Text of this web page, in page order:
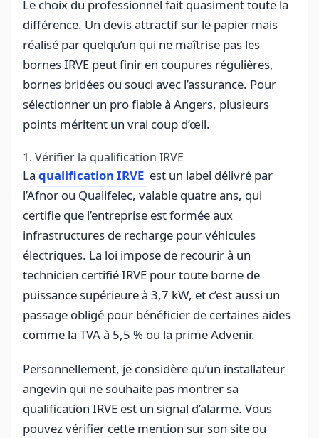
Le choix du professionnel fait quasiment toute la
différence. Un devis attractif sur le papier mais
réalisé par quelqu’un qui ne maîtrise pas les
bornes IRVE peut finir en coupures régulières,
bornes bridées ou souci avec l’assurance. Pour
sélectionner un pro fiable à Angers, plusieurs
points méritent un vrai coup d’œil.
1. Vérifier la qualification IRVE
La qualification IRVE est un label délivré par
l’Afnor ou Qualifelec, valable quatre ans, qui
certifie que l’entreprise est formée aux
infrastructures de recharge pour véhicules
électriques. La loi impose de recourir à un
technicien certifié IRVE pour toute borne de
puissance supérieure à 3,7 kW, et c’est aussi un
passage obligé pour bénéficier de certaines aides
comme la TVA à 5,5 % ou la prime Advenir.
Personnellement, je considère qu’un installateur
angevin qui ne souhaite pas montrer sa
qualification IRVE est un signal d’alarme. Vous
pouvez vérifier cette mention sur son site ou